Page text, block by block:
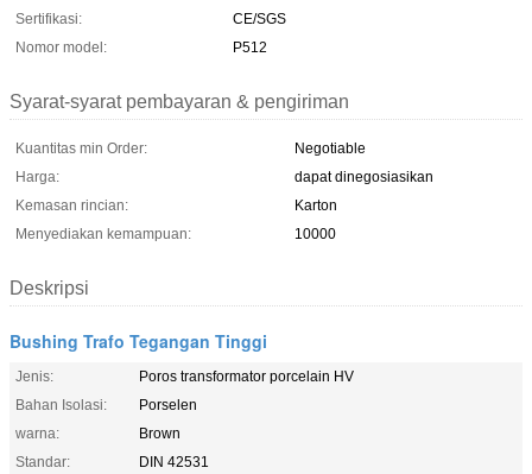
Sertifikasi:
CE/SGS
Nomor model:
P512
Syarat-syarat pembayaran & pengiriman
Kuantitas min Order:
Negotiable
Harga:
dapat dinegosiasikan
Kemasan rincian:
Karton
Menyediakan kemampuan:
10000
Deskripsi
Bushing Trafo Tegangan Tinggi
Jenis:
Poros transformator porcelain HV
Bahan Isolasi:
Porselen
warna:
Brown
Standar:
DIN 42531